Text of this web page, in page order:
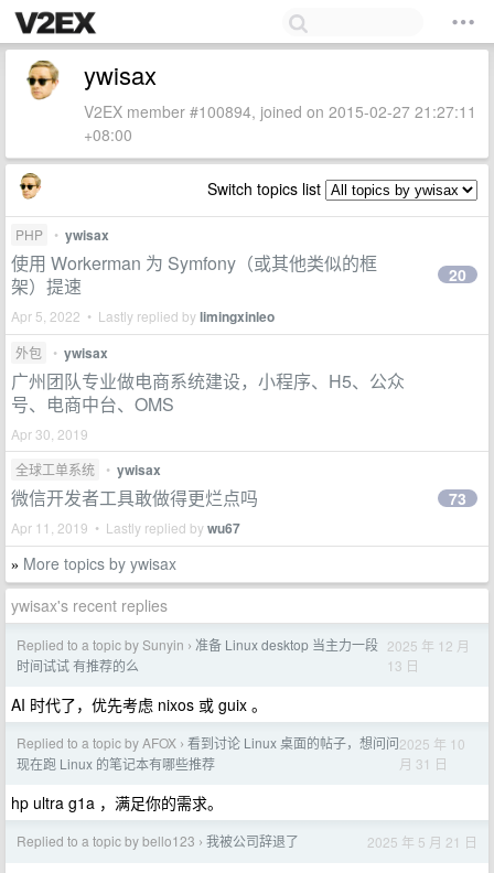
ywisax
V2EX member #100894, joined on 2015-02-27 21:27:11
+08:00
Switch topics list
PHP • ywisax
使用 Workerman 为 Symfony（或其他类似的框
架）提速
Apr 5, 2022 • Lastly replied bylimingxinleo
20
外包 • ywisax
广州团队专业做电商系统建设，小程序、H5、公众
号、电商中台、OMS
Apr 30, 2019
全球工单系统
• ywisax
微信开发者工具敢做得更烂点吗
Apr 11, 2019 • Lastly replied bywu67
73
» More topics by ywisax
ywisax's recent replies
Replied to a topic by Sunyin › 准备 Linux desktop 当主力一段
时间试试 有推荐的么
2025 年 12 月
13 日
AI 时代了，优先考虑 nixos 或 guix 。
Replied to a topic by AFOX › 看到讨论 Linux 桌面的帖子，想问问
现在跑 Linux 的笔记本有哪些推荐
2025 年 10
月 31 日
hp ultra g1a ，满足你的需求。
Replied to a topic by bello123 › 我被公司辞退了 2025 年 5 月 21 日